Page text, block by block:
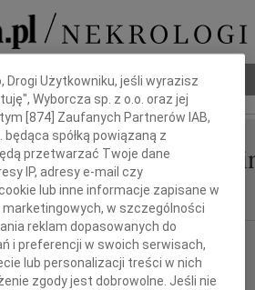
pogrzebowy
I Katarzyna
Drogi Użytkowniku, jeśli wyrazisz
Wyborcza sp. z o.o. oraz jej
[874 ] Zaufanych Partnerów IAB,
będąca spółką powiązaną z
przetwarzać Twoje dane
IP, adresy e-mail czy
lub inne informacje zapisane w
w szczególności
reklam dopasowanych do
i preferencji w swoich serwisach,
lub personalizacji treści w nich
zgody jest dobrowolne. Jeśli nie